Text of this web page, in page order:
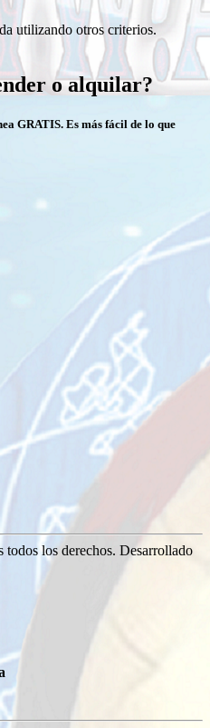
utilizando otros criterios.
o alquilar?
GRATIS. Es más fácil de lo que
los derechos. Desarrollado